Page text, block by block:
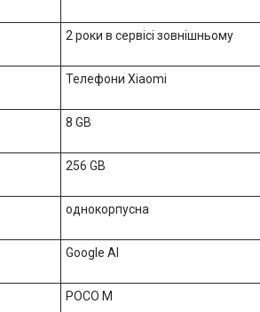
2 роки в сервісі зовнішньому
Телефони Xiaomi
8 GB
256 GB
однокорпусна
Google AI
POCO M